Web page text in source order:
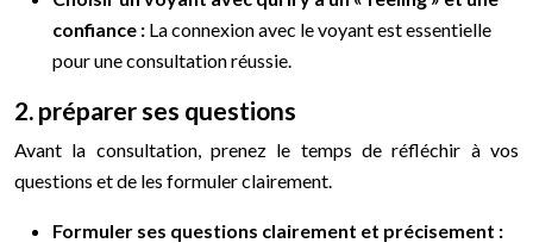
confiance : La connexion avec le voyant est essentielle
pour une consultation réussie.
2. préparer ses questions
Avant la consultation, prenez le temps de réfléchir à vos
questions et de les formuler clairement.
Formuler ses questions clairement et précisement :